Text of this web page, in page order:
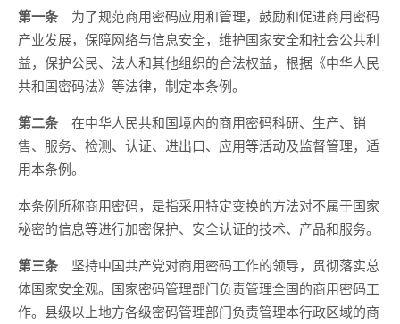
第一条 为了规范商用密码应用和管理，鼓励和促进商用密码
产业发展，保障网络与信息安全，维护国家安全和社会公共利
益，保护公民、法人和其他组织的合法权益，根据《中华人民
共和国密码法》等法律，制定本条例。
第二条 在中华人民共和国境内的商用密码科研、生产、销
售、服务、检测、认证、进出口、应用等活动及监督管理，适
用本条例。
本条例所称商用密码，是指采用特定变换的方法对不属于国家
秘密的信息等进行加密保护、安全认证的技术、产品和服务。
第三条 坚持中国共产党对商用密码工作的领导，贯彻落实总
体国家安全观。国家密码管理部门负责管理全国的商用密码工
作。县级以上地方各级密码管理部门负责管理本行政区域的商